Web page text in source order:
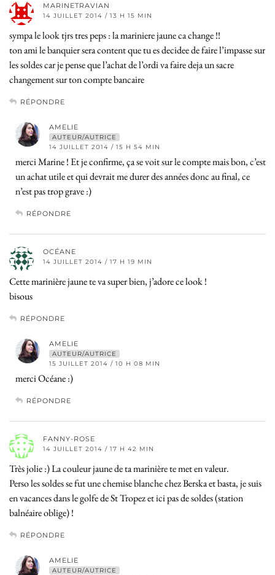
MARINETRAVIAN
14 JUILLET 2014 / 13 H 15 MIN
sympa le look tjrs tres peps : la mariniere jaune ca change !!
ton ami le banquier sera content que tu es decidee de faire l’impasse sur
les soldes car je pense que l’achat de l’ordi va faire deja un sacre
changement sur ton compte bancaire
RÉPONDRE
AMELIE
AUTEUR/AUTRICE
14 JUILLET 2014 / 15 H 54 MIN
merci Marine ! Et je confirme, ça se voit sur le compte mais bon, c’est
un achat utile et qui devrait me durer des années donc au final, ce
n’est pas trop grave :)
RÉPONDRE
OCÉANE
14 JUILLET 2014 / 17 H 19 MIN
Cette marinière jaune te va super bien, j’adore ce look !
bisous
RÉPONDRE
AMELIE
AUTEUR/AUTRICE
15 JUILLET 2014 / 10 H 08 MIN
merci Océane :)
RÉPONDRE
FANNY-ROSE
14 JUILLET 2014 / 17 H 42 MIN
Très jolie :) La couleur jaune de ta marinière te met en valeur.
Perso les soldes se fut une chemise blanche chez Berska et basta, je suis
en vacances dans le golfe de St Tropez et ici pas de soldes (station
balnéaire oblige) !
RÉPONDRE
AMELIE
AUTEUR/AUTRICE